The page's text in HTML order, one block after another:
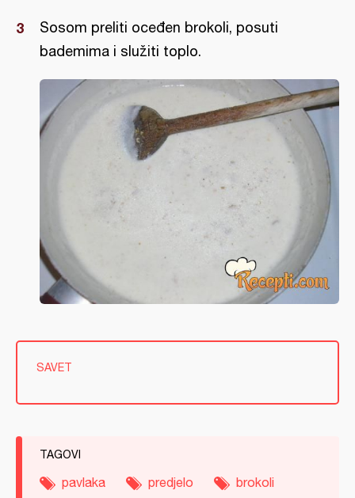
Sosom preliti oceđen brokoli, posuti
bademima i služiti toplo.
SAVET
TAGOVI
pavlaka predjelo brokoli